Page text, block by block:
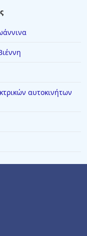
αυτοκινήτων